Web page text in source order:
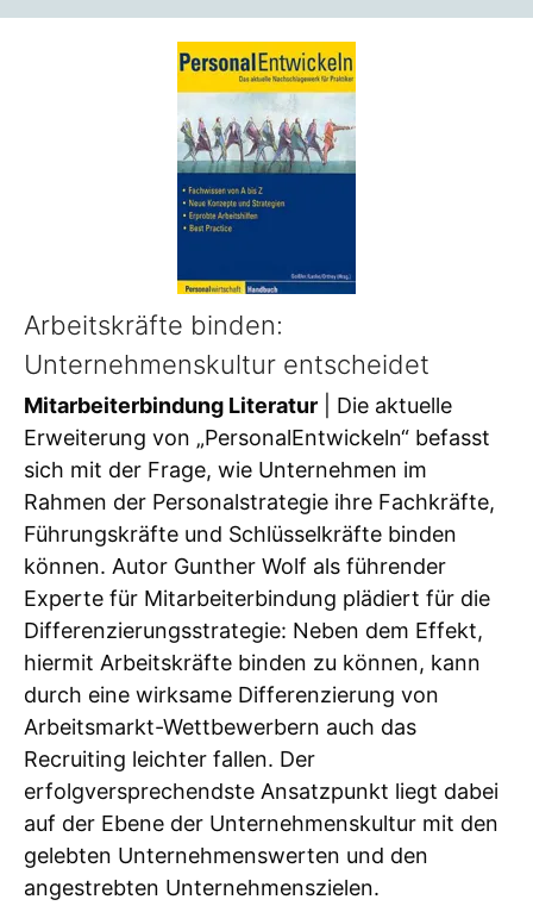
Arbeitskräfte binden:
Unternehmenskultur entscheidet
Mitarbeiterbindung Literatur | Die aktuelle
Erweiterung von „PersonalEntwickeln“ befasst
sich mit der Frage, wie Unternehmen im
Rahmen der Personalstrategie ihre Fachkräfte,
Führungskräfte und Schlüsselkräfte binden
können. Autor Gunther Wolf als führender
Experte für Mitarbeiterbindung plädiert für die
Differenzierungsstrategie: Neben dem Effekt,
hiermit Arbeitskräfte binden zu können, kann
durch eine wirksame Differenzierung von
Arbeitsmarkt-Wettbewerbern auch das
Recruiting leichter fallen. Der
erfolgversprechendste Ansatzpunkt liegt dabei
auf der Ebene der Unternehmenskultur mit den
gelebten Unternehmenswerten und den
angestrebten Unternehmenszielen.